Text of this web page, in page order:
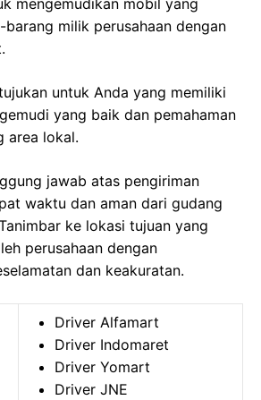
mengemudikan mobil yang
milik perusahaan dengan
untuk Anda yang memiliki
yang baik dan pemahaman
area lokal.
jawab atas pengiriman
waktu dan aman dari gudang
ke lokasi tujuan yang
perusahaan dengan
dan keakuratan.
Driver Alfamart
Driver Indomaret
Driver Yomart
Driver JNE